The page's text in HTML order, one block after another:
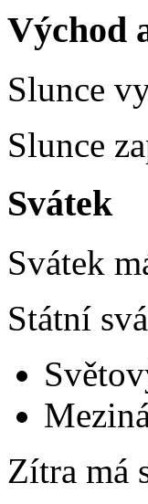
Východ
Slunce
Slunce
Svátek
Svátek
Státní
Zítra má